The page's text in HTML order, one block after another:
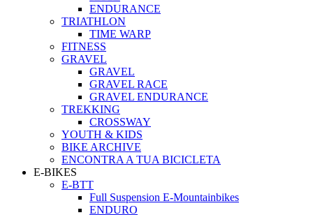
ENDURANCE
TRIATHLON
TIME WARP
FITNESS
GRAVEL
GRAVEL
GRAVEL RACE
GRAVEL ENDURANCE
TREKKING
CROSSWAY
YOUTH & KIDS
BIKE ARCHIVE
ENCONTRA A TUA BICICLETA
E-BIKES
E-BTT
Full Suspension E-Mountainbikes
ENDURO